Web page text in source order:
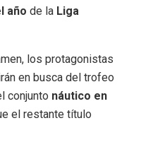
año de la Liga
los protagonistas
en busca del trofeo
conjunto náutico en
el restante título